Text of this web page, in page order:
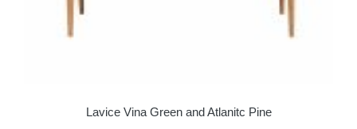
Lavice Vina Green and Atlanitc Pine